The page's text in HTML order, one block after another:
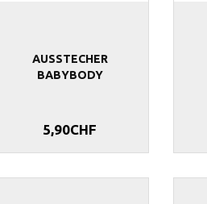
AUSSTECHER
BABYBODY
5,90CHF